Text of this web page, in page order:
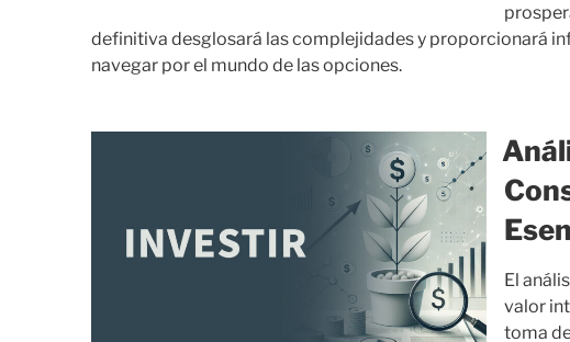
definitiva desglosará las complejidades y proporcionará
navegar por el mundo de las opciones.
El
valor
toma